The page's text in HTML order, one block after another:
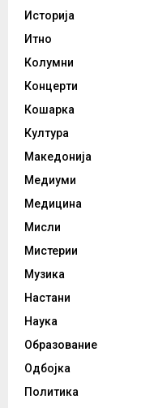
Историја
Итно
Колумни
Концерти
Кошарка
Култура
Македонија
Медиуми
Медицина
Мисли
Мистерии
Музика
Настани
Наука
Образование
Одбојка
Политика